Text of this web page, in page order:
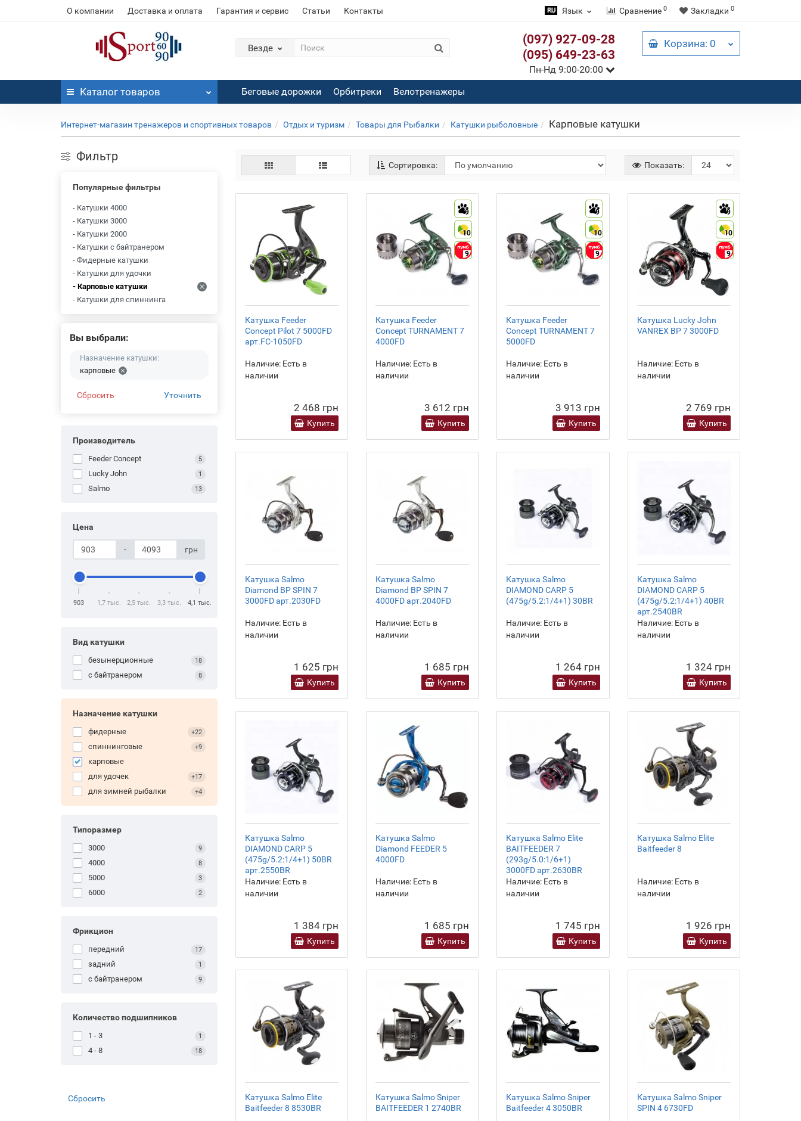
О компании Доставка и оплата Гарантия и сервис Статьи Контакты Язык Сравнение 0 Закладки 0
Везде
(097) 927-09-28
(095) 649-23-63
Пн-Нд 9:00-20:00
Корзина: 0
Каталог товаров Беговые дорожки Орбитреки Велотренажеры
Интернет-магазин тренажеров и спортивных товаров Отдых и туризм Товары для Рыбалки Катушки рыболовные Карповые катушки
Фильтр
Популярные фильтры
- Катушки 4000
- Катушки 3000
- Катушки 2000
- Катушки с байтранером
- Фидерные катушки
- Катушки для удочки
- Карповые катушки
- Катушки для спиннинга
Вы выбрали:
Назначение катушки:
карповые
Сбросить Уточнить
Производитель
Feeder Concept 5
Lucky John 1
Salmo 13
Цена
- грн
903 1,7 тыс. 2,5 тыс. 3,3 тыс. 4,1 тыс.
Вид катушки
безынерционные 18
с байтранером 8
Назначение катушки
фидерные +22
спиннинговые +9
карповые
для удочек
+17
для зимней рыбалки +4
Типоразмер
3000 9
4000 8
5000 3
6000 2
Фрикцион
передний 17
задний 1
с байтранером 9
Количество подшипников
1 - 3 1
4 - 8 18
Сбросить
Сортировка: Показать:
Катушка Feeder
Concept Pilot 7 5000FD
арт.FC-1050FD
Наличие:Есть в
наличии
2 468 грн
Купить
9
10
9
Катушка Feeder
Concept TURNAMENT 7
4000FD
Наличие:Есть в
наличии
3 612 грн
Купить
9
10
9
Катушка Feeder
Concept TURNAMENT 7
5000FD
Наличие: Есть в
наличии
3 913 грн
Купить
9
10
9
Катушка Lucky John
VANREX BP 7 3000FD
Наличие:Есть в
наличии
2 769 грн
Купить
Катушка Salmo
Diamond BP SPIN 7
3000FD арт.2030FD
Наличие:Есть в
наличии
1 625 грн
Купить
Катушка Salmo
Diamond BP SPIN 7
4000FD арт.2040FD
Наличие:Есть в
наличии
1 685 грн
Купить
Катушка Salmo
DIAMOND CARP 5
(475g/5.2:1/4+1) 30BR
Наличие: Есть в
наличии
1 264 грн
Купить
Катушка Salmo
DIAMOND CARP 5
(475g/5.2:1/4+1) 40BR
арт.2540BR
Наличие:Есть в
наличии
1 324 грн
Купить
Катушка Salmo
DIAMOND CARP 5
(475g/5.2:1/4+1) 50BR
арт.2550BR
Наличие:Есть в
наличии
1 384 грн
Купить
Катушка Salmo
Diamond FEEDER 5
4000FD
Наличие:Есть в
наличии
1 685 грн
Купить
Катушка Salmo Elite
BAITFEEDER 7
(293g/5.0:1/6+1)
3000FD арт.2630BR
Наличие: Есть в
наличии
1 745 грн
Купить
Катушка Salmo Elite
Baitfeeder 8
Наличие:Есть в
наличии
1 926 грн
Купить
Катушка Salmo Elite
Baitfeeder 8 8530BR
Катушка Salmo Sniper
BAITFEEDER 1 2740BR
Катушка Salmo Sniper
Baitfeeder 4 3050BR
Катушка Salmo Sniper
SPIN 4 6730FD